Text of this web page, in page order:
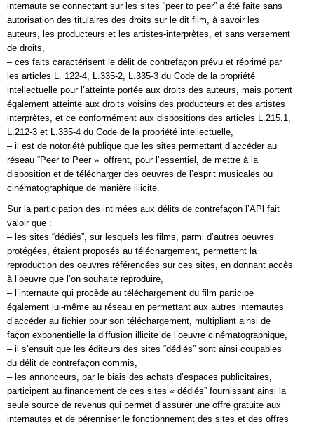
internaute se connectant sur les sites “peer to peer” a été faite sans
autorisation des titulaires des droits sur le dit film, à savoir les
auteurs, les producteurs et les artistes-interprètes, et sans versement
de droits,
– ces faits caractérisent le délit de contrefaçon prévu et réprimé par
les articles L. 122-4, L.335-2, L.335-3 du Code de la propriété
intellectuelle pour l’atteinte portée aux droits des auteurs, mais portent
également atteinte aux droits voisins des producteurs et des artistes
interprètes, et ce conformément aux dispositions des articles L.215.1,
L.212-3 et L.335-4 du Code de la propriété intellectuelle,
– il est de notoriété publique que les sites permettant d’accéder au
réseau “Peer to Peer »‘ offrent, pour l’essentiel, de mettre à la
disposition et de télécharger des oeuvres de l’esprit musicales ou
cinématographique de manière illicite.
Sur la participation des intimées aux délits de contrefaçon l’APl fait
valoir que :
– les sites “dédiés”, sur lesquels les films, parmi d’autres oeuvres
protégées, étaient proposés au téléchargement, permettent la
reproduction des oeuvres référencées sur ces sites, en donnant accès
à l’oeuvre que l’on souhaite reproduire,
– l’internaute qui procède au téléchargement du film participe
également lui-même au réseau en permettant aux autres internautes
d’accéder au fichier pour son téléchargement, multipliant ainsi de
façon exponentielle la diffusion illicite de l’oeuvre cinématographique,
– il s’ensuit que les éditeurs des sites “dédiés” sont ainsi coupables
du délit de contrefaçon commis,
– les annonceurs, par le biais des achats d’espaces publicitaires,
participent au financement de ces sites « dédiés” fournissant ainsi la
seule source de revenus qui permet d’assurer une offre gratuite aux
internautes et de pérenniser le fonctionnement des sites et des offres